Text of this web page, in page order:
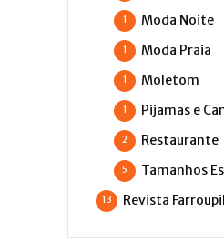
Moda Noite
1
Moda Praia
1
Moletom
1
Pijamas e
1
Restaurante
2
Tamanhos
5
Revista
13